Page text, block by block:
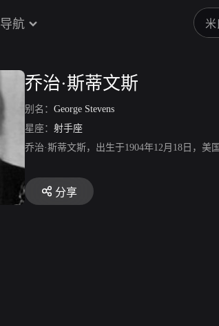
导航
乔治·斯蒂文斯
别名： George Stevens
星座： 射手座
乔治·斯蒂文斯，出生于1904年12月18日，美
分享